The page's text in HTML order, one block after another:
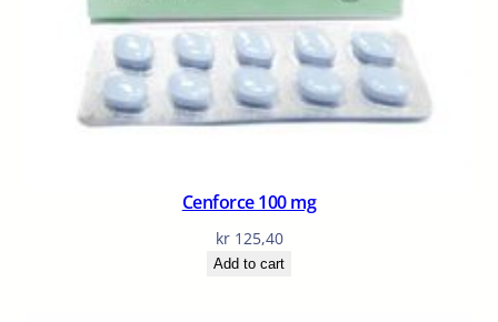
Cenforce 100 mg
kr125,40
Add to cart